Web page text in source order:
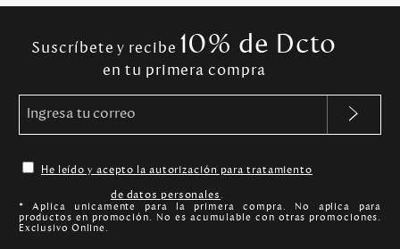
Suscríbete y recibe 10% de Dcto
en tu primera compra
He leído y acepto la autorización para tratamiento
de datos personales.
* Aplica unicamente para la primera compra. No aplica para
productos en promoción. No es acumulable con otras promociones.
Exclusivo Online.